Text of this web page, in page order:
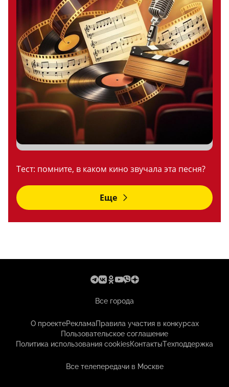
Тест: помните, в каком кино звучала эта песня?
Еще
Все города
О проектеРекламаПравила участия в конкурсах
Пользовательское соглашение
Политика использования cookiesКонтактыТехподдержка
Все телепередачи в Москве